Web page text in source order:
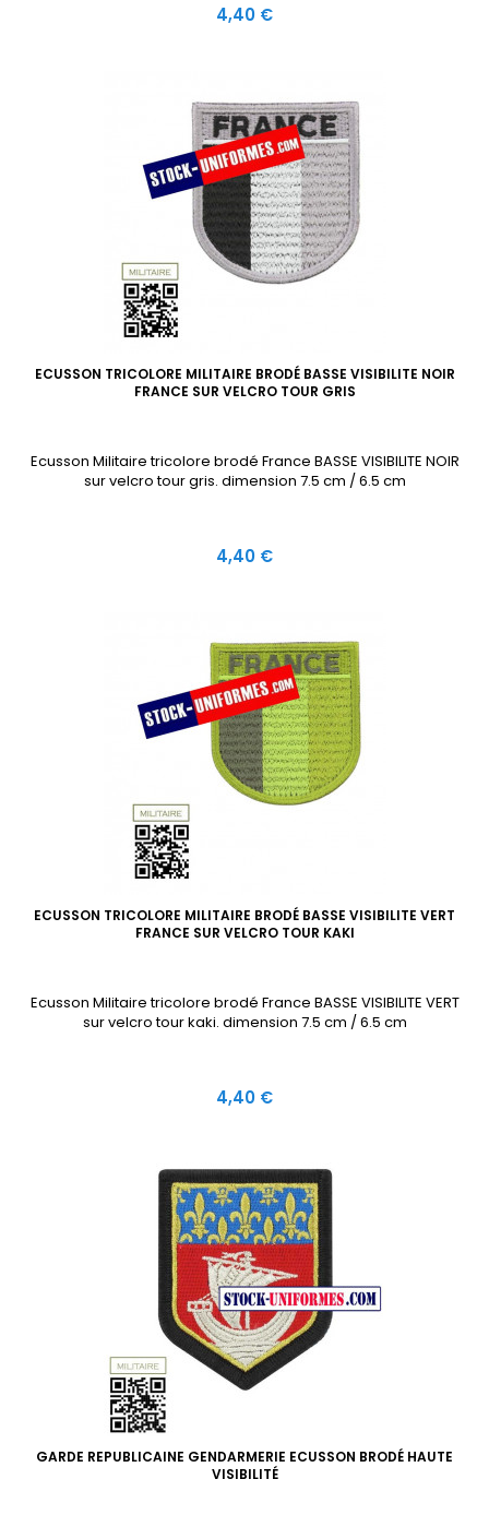
Prix
4,40 €
ECUSSON TRICOLORE MILITAIRE BRODÉ BASSE VISIBILITE NOIR
FRANCE SUR VELCRO TOUR GRIS
Ecusson Militaire tricolore brodé France BASSE VISIBILITE NOIR
sur velcro tour gris. dimension 7.5 cm / 6.5 cm
Prix
4,40 €
ECUSSON TRICOLORE MILITAIRE BRODÉ BASSE VISIBILITE VERT
FRANCE SUR VELCRO TOUR KAKI
Ecusson Militaire tricolore brodé France BASSE VISIBILITE VERT
sur velcro tour kaki. dimension 7.5 cm / 6.5 cm
Prix
4,40 €
GARDE REPUBLICAINE GENDARMERIE ECUSSON BRODÉ HAUTE
VISIBILITÉ